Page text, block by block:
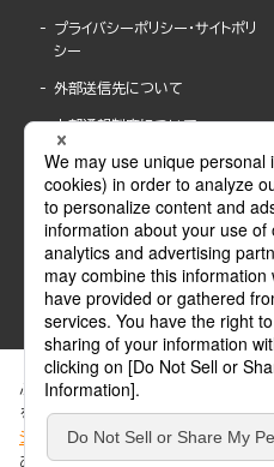
プライバシーポリシー・サイトポリ
シー
外部送信先について
内部通報制度について
ABJマークは、この電子書店・電子書籍配信
ぶんか社が運営するサイトでは、利
を使用しています。 当社のCookieに
シー
」をご覧ください。当サイトで
ありません。